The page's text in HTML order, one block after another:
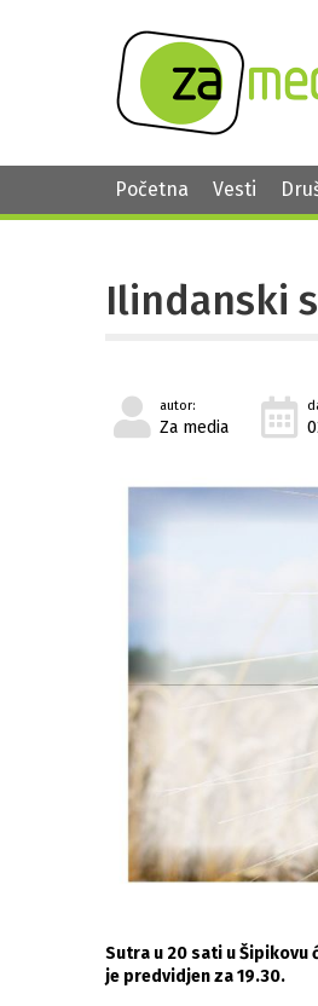
Početna Vesti
Ilindanski
autor:
Za media
Sutra u 20 sati u
je predvidjen za 19.30.